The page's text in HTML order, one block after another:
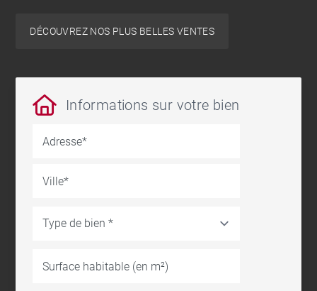
DÉCOUVREZ NOS PLUS BELLES VENTES
Informations sur votre bien